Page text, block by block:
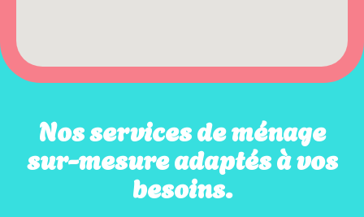
Nos services de ménage
sur-mesure adaptés à vos
besoins.